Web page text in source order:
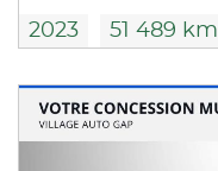
2023 51 489 km